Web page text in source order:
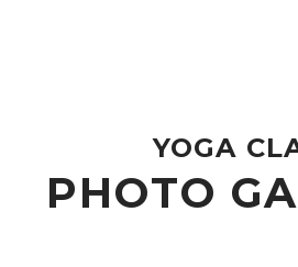
YOGA
PHOTO